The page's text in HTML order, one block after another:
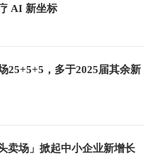
AI 新坐标
25+5+5，多于2025届其余新
卖场」掀起中小企业新增长